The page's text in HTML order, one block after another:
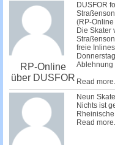
RP-Online
über DUSFOR
DUSFOR
(RP-
Die Skater
freie
Ablehnung
Read
Neun
Nichts ist
Read